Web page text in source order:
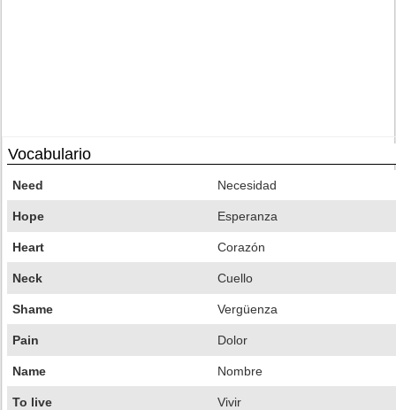
Vocabulario
Need Necesidad
Hope Esperanza
Heart Corazón
Neck Cuello
Shame Vergüenza
Pain Dolor
Name Nombre
To live Vivir